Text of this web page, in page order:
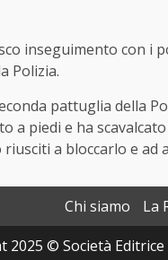
inseguimento con i
Polizia.
pattuglia della
a piedi e ha
a bloccarlo e ad
Chi siamo La
2025 © Società